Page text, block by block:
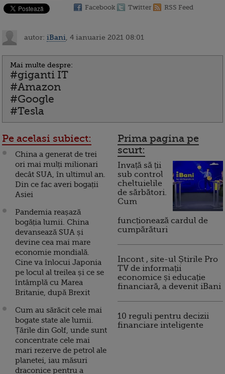
Facebook Twitter RSS Feed
autor: iBani , 4 ianuarie 2021 08:01
Mai multe despre:
#giganti IT
#Amazon
#Google
#Tesla
Pe acelasi subiect:
China a generat de trei
ori mai mulți milionari
decât SUA, în ultimul an.
Din ce fac averi bogații
Asiei
Pandemia reașază
bogăția lumii. China
devansează SUA și
devine cea mai mare
economie mondială.
Cine va înlocui Japonia
pe locul al treilea și ce se
întâmplă cu Marea
Britanie, după Brexit
Cum au sărăcit cele mai
bogate state ale lumii.
Țările din Golf, unde sunt
concentrate cele mai
mari rezerve de petrol ale
planetei, iau măsuri
draconice pentru a
Prima pagina pe
scurt:
Invață să ții
sub control
cheltuielile
de sărbători.
Cum
funcționează cardul de
cumpărături
Incont , site-ul Știrile Pro
TV de informații
economice și educație
financiară, a devenit iBani
10 reguli pentru decizii
financiare inteligente